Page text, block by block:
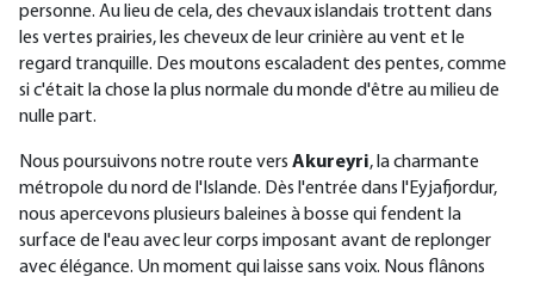
personne. Au lieu de cela, des chevaux islandais trottent dans
les vertes prairies, les cheveux de leur crinière au vent et le
regard tranquille. Des moutons escaladent des pentes, comme
si c'était la chose la plus normale du monde d'être au milieu de
nulle part.
Nous poursuivons notre route vers Akureyri, la charmante
métropole du nord de l'Islande. Dès l'entrée dans l'Eyjafjordur,
nous apercevons plusieurs baleines à bosse qui fendent la
surface de l'eau avec leur corps imposant avant de replonger
avec élégance. Un moment qui laisse sans voix. Nous flânons